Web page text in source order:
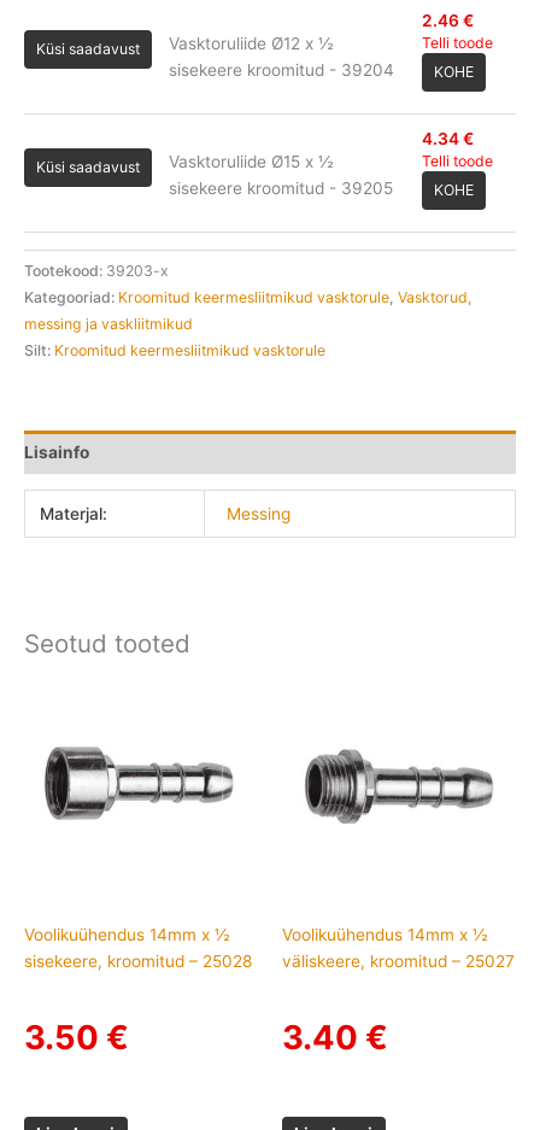
Küsi saadavust
Vasktoruliide Ø12 x ½
sisekeere kroomitud - 39204
2.46 €
Telli toode
KOHE
Küsi saadavust
Vasktoruliide Ø15 x ½
sisekeere kroomitud - 39205
4.34€
Telli toode
KOHE
Tootekood: 39203-x
Kategooriad: Kroomitud keermesliitmikud vasktorule, Vasktorud,
messing ja vaskliitmikud
Silt: Kroomitud keermesliitmikud vasktorule
Lisainfo
Materjal: Messing
Seotud tooted
Voolikuühendus 14mm x ½
sisekeere, kroomitud – 25028
3.50 €
Voolikuühendus 14mm x ½
väliskeere, kroomitud – 25027
3.40 €